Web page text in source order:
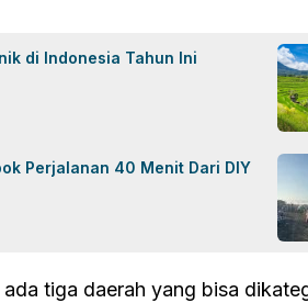
di Indonesia Tahun Ini
Perjalanan 40 Menit Dari DIY
tiga daerah yang bisa